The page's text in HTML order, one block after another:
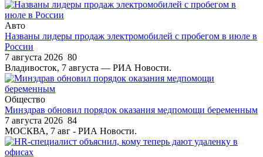
Авто
Названы лидеры продаж электромобилей с пробегом в июле в
России
7 августа 2026 80
Владивосток, 7 августа — РИА Новости.
Общество
Минздрав обновил порядок оказания медпомощи беременным
7 августа 2026 84
МОСКВА, 7 авг - РИА Новости.